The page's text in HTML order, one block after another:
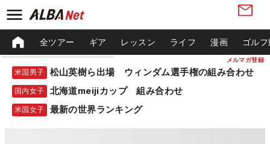
メルマガ登録
全ツアー ギア レッスン ライフ 漫画 ゴル
米国男子 松山英樹ら出場 ウィンダム選手権の組み合わせ
国内女子 北海道meijiカップ 組み合わせ
米国女子 最新の世界ランキング